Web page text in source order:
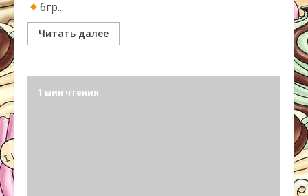
6гр...
Читать далее
1 мин чтения